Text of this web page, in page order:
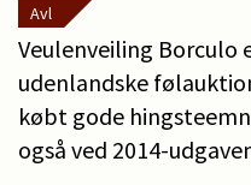
Avl
Veulenveiling Borculo
udenlandske
købt gode
også ved 2014-